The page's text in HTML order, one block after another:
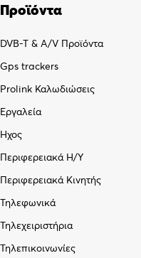
Προϊόντα
DVB-T & A/V Προϊόντα
Gps trackers
Prolink Καλωδιώσεις
Εργαλεία
Ήχος
Περιφερειακά Η/Υ
Περιφερειακά Κινητής
Τηλεφωνικά
Τηλεχειριστήρια
Τηλεπικοινωνίες